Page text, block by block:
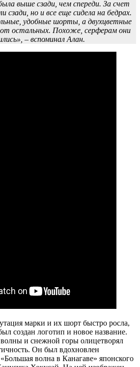
выше сзади, чем спереди. За счет
сзади, но и все еще сидела на бедрах.
удобные шорты, а двухцветные
остальных. Похоже, серферам они
– вспоминал Алан.
марки и их шорт быстро росла,
создан логотип и новое название.
и снежной горы олицетворял
Он был вдохновлен
волна в Канагаве» японского